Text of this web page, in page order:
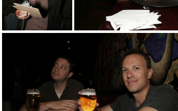
sfMacIndie2010 297 sfMacIndie2010